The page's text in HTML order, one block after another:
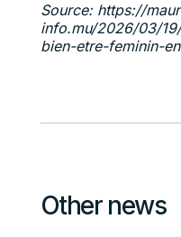
Source: https://
info.mu/2026/03/
bien-etre-feminin-
Other news